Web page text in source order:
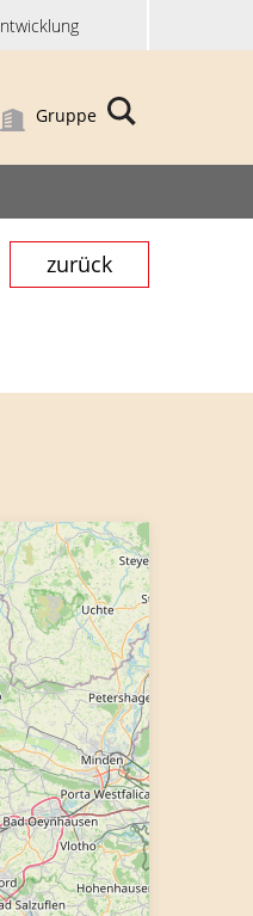
zurück
Gruppe